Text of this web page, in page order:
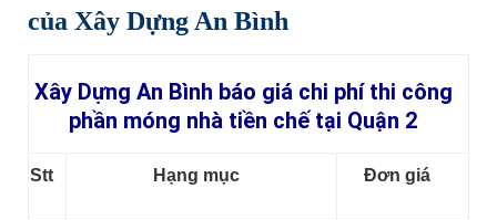
của Xây Dựng An Bình
Xây Dựng An Bình báo giá chi phí thi công
phần móng nhà tiền chế tại Quận 2
Stt Hạng mục Đơn giá